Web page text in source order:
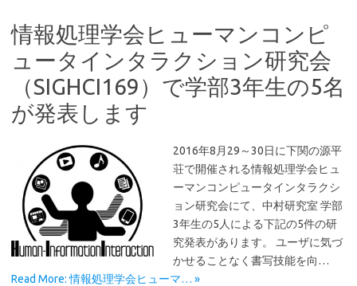
情報処理学会ヒューマンコンピ
ュータインタラクション研究会
（SIGHCI169）で学部3年生の5名
が発表します
2016年8月29～30日に下関の源平
荘で開催される情報処理学会ヒュ
ーマンコンピュータインタラクシ
ョン研究会にて、中村研究室 学部
3年生の5人による下記の5件の研
究発表があります。 ユーザに気づ
かせることなく書写技能を向…
Read More: 情報処理学会ヒューマ… »